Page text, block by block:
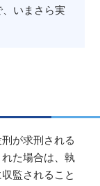
いまさら実
が求刑される
た場合は、執
監されること